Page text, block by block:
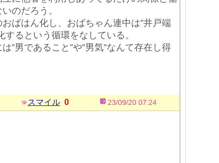
のだろう。
ばはん化し、おばちゃん連中は”井戸端
するという循環をなしている。
”男であること”や”男気”なんて存在し得
スマイル 0 23/09/20 07:24